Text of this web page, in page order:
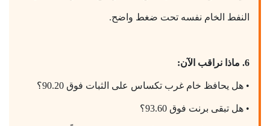
النفط الخام نفسه تحت ضغط واضح.
6. ماذا نراقب الآن:
• هل يحافظ خام غرب تكساس على الثبات فوق 90.20؟
• هل تبقى برنت فوق 93.60؟